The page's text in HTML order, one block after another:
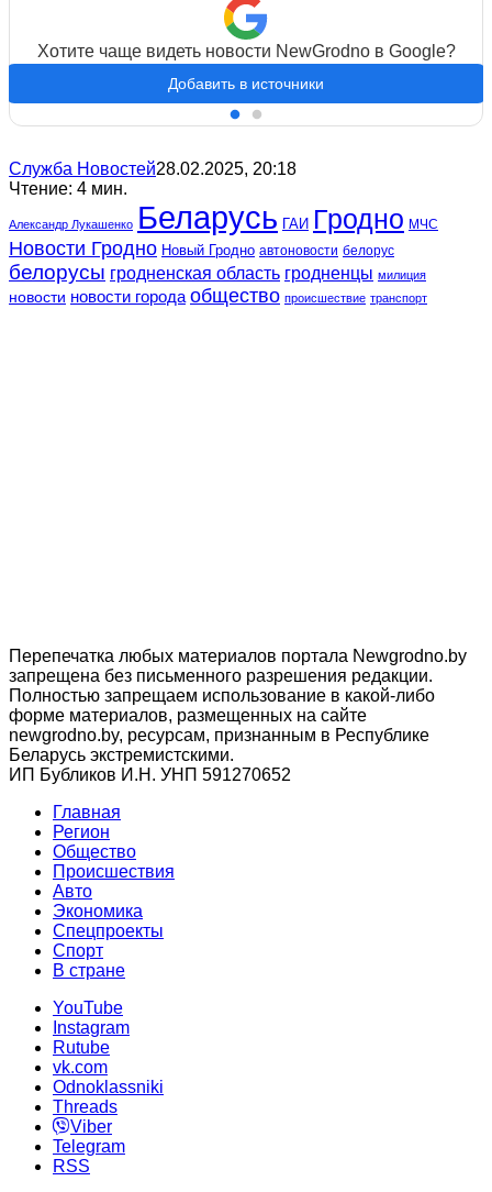
Хотите чаще видеть новости NewGrodno в Google?
Добавить в источники
Служба Новостей28.02.2025, 20:18
Чтение: 4 мин.
Александр Лукашенко Беларусь ГАИ Гродно МЧС
Новости Гродно Новый Гродно автоновости белорус
белорусы гродненская область гродненцы милиция
новости новости города общество происшествие транспорт
Перепечатка любых материалов портала Newgrodno.by
запрещена без письменного разрешения редакции.
Полностью запрещаем использование в какой-либо
форме материалов, размещенных на сайте
newgrodno.by, ресурсам, признанным в Республике
Беларусь экстремистскими.
ИП Бубликов И.Н. УНП 591270652
Главная
Регион
Общество
Происшествия
Авто
Экономика
Спецпроекты
Cпорт
В стране
YouTube
Instagram
Rutube
vk.com
Odnoklassniki
Threads
Viber
Telegram
RSS